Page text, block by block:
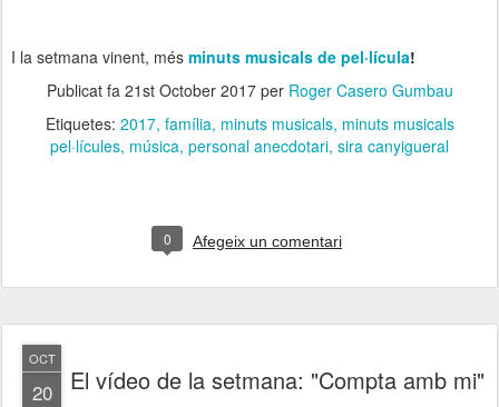
I la setmana vinent, més minuts musicals de pel·lícula!
Publicat fa 21st October 2017per Roger Casero Gumbau
Etiquetes: 2017 família minuts musicals minuts musicals
pel·lícules música personal anecdotari sira canyigueral
0 Afegeix un comentari
OCT
20 El vídeo de la setmana: "Compta amb mi"